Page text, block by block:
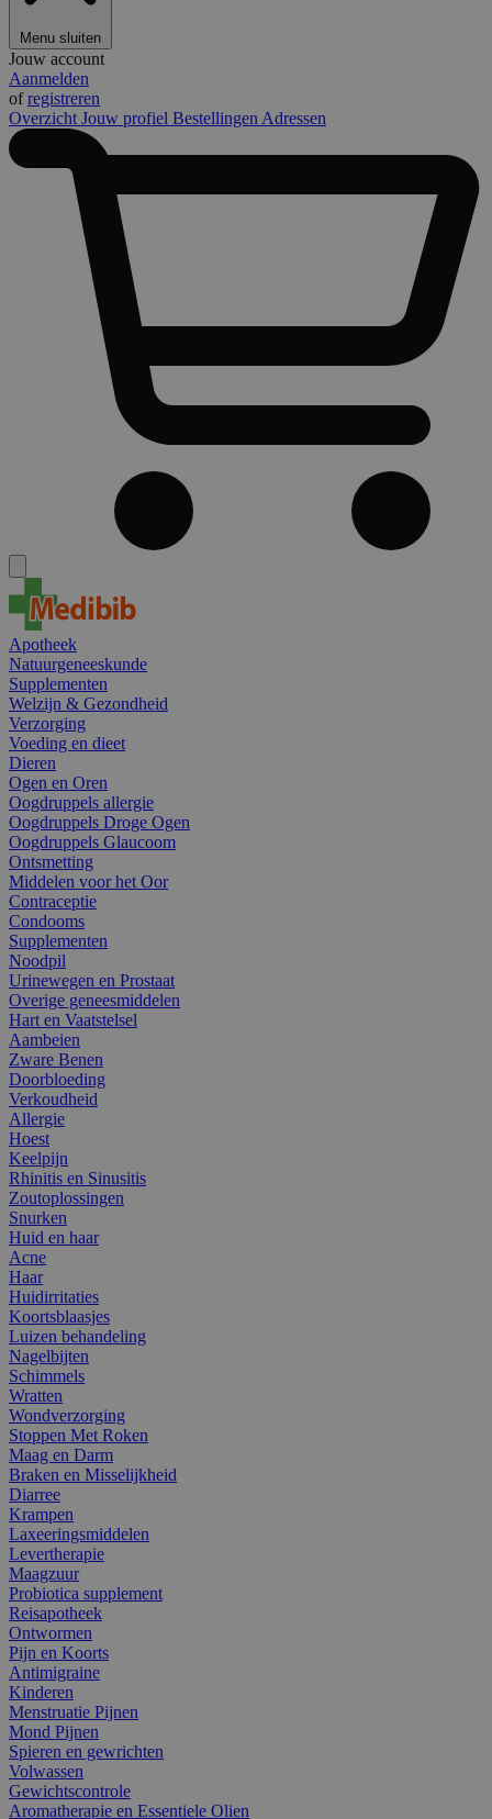
Menu sluiten
Jouw account
Aanmelden
ofregistreren
Overzicht Jouw profiel Bestellingen Adressen
Apotheek
Natuurgeneeskunde
Supplementen
Welzijn & Gezondheid
Verzorging
Voeding en dieet
Dieren
Ogen en Oren
Oogdruppels allergie
Oogdruppels Droge Ogen
Oogdruppels Glaucoom
Ontsmetting
Middelen voor het Oor
Contraceptie
Condooms
Supplementen
Noodpil
Urinewegen en Prostaat
Overige geneesmiddelen
Hart en Vaatstelsel
Aambeien
Zware Benen
Doorbloeding
Verkoudheid
Allergie
Hoest
Keelpijn
Rhinitis en Sinusitis
Zoutoplossingen
Snurken
Huid en haar
Acne
Haar
Huidirritaties
Koortsblaasjes
Luizen behandeling
Nagelbijten
Schimmels
Wratten
Wondverzorging
Stoppen Met Roken
Maag en Darm
Braken en Misselijkheid
Diarree
Krampen
Laxeeringsmiddelen
Levertherapie
Maagzuur
Probiotica supplement
Reisapotheek
Ontwormen
Pijn en Koorts
Antimigraine
Kinderen
Menstruatie Pijnen
Mond Pijnen
Spieren en gewrichten
Volwassen
Gewichtscontrole
Aromatherapie en Essentiele Olien